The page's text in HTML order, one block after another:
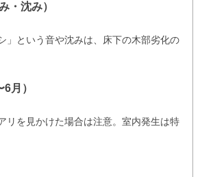
・沈み）
」という音や沈みは、床下の木部劣化の
月）
リを見かけた場合は注意。室内発生は特